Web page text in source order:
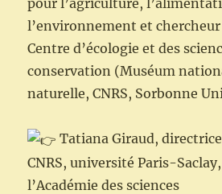
l’environnement et
Centre d’écologie et des
conservation (Muséum
naturelle, CNRS, Sorbonne
Tatiana Giraud,
CNRS, université Paris-
l’Académie des sciences